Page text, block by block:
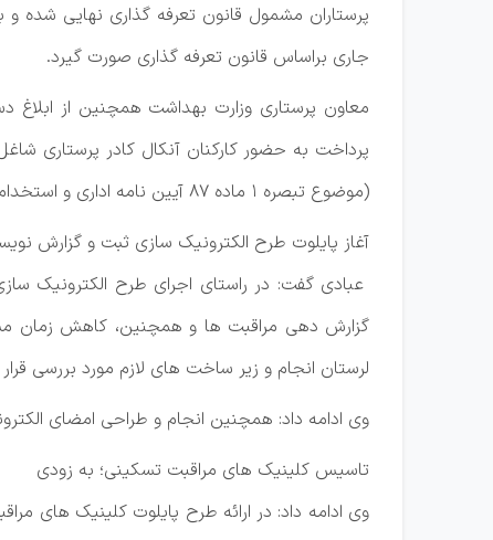
پرستاران مشمول قانون تعرفه گذاری نهایی شده و
جاری براساس قانون تعرفه ‌گذاری صورت گیرد.
معاون پرستاری وزارت بهداشت همچنین از ابلاغ
پرداخت به حضور کارکنان آنکال کادر پرستاری
(موضوع تبصره ۱ ماده ۸۷ آیین ‌نامه اداری و استخدامی کارمندان غیرهیأت علمی) تدوین و ابلاغ شد.
آغاز پایلوت طرح الکترونیک ‌سازی ثبت و گزارش
عبادی گفت: در راستای اجرای طرح الکترونیک
گزارش دهی مراقبت ها و همچنین، کاهش زمان
لرستان انجام و زیر ساخت‌ های لازم مورد بررسی
وی ادامه داد: همچنین انجام و طراحی امضای
تاسیس کلینیک های مراقبت تسکینی؛ به زودی
وی ادامه داد: در ارائه طرح پایلوت کلینیک ‌های